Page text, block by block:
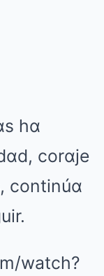
hα
corαje
continúα
watch?